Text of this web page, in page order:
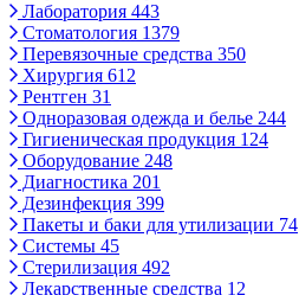
Лаборатория 443
Стоматология 1379
Перевязочные средства 350
Хирургия 612
Рентген 31
Одноразовая одежда и белье 244
Гигиеническая продукция 124
Оборудование 248
Диагностика 201
Дезинфекция 399
Пакеты и баки для утилизации 74
Системы 45
Стерилизация 492
Лекарственные средства 12